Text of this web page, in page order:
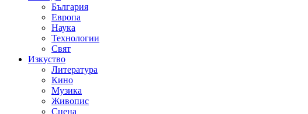
България
Европа
Наука
Технологии
Свят
Изкуство
Литература
Кино
Музика
Живопис
Сцена